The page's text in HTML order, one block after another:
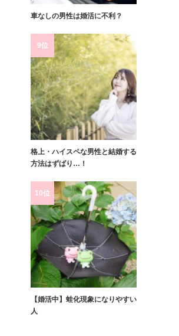
車なしの男性は婚活に不利？
9位
格上・ハイスペな男性と結婚する
方法はずばり…！
10位
【婚活中】蛙化現象になりやすい
人